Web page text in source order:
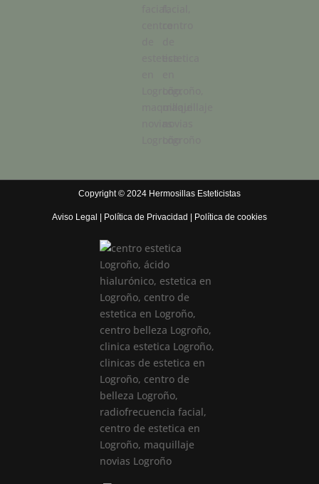
Copyright © 2024 Hermosillas Esteticistas
Aviso Legal Política de Privacidad Política de cookies